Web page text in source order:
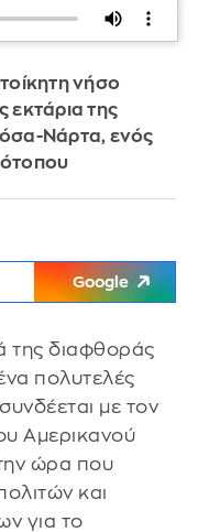
νήσο
εκτάρια της
Νάρτα, ενός
Google
της διαφθοράς
πολυτελές
με τον
Αμερικανού
ώρα που
και
για το